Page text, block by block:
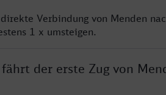
Verbindung von Menden
1 x umsteigen.
der erste Zug von